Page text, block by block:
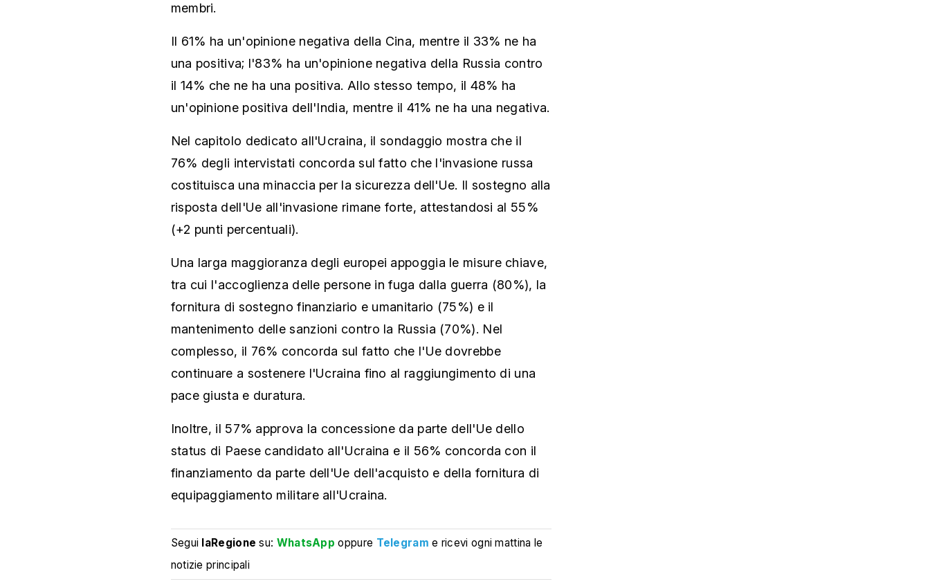
membri.
Il 61% ha un'opinione negativa della Cina, mentre il 33% ne ha
una positiva; l'83% ha un'opinione negativa della Russia contro
il 14% che ne ha una positiva. Allo stesso tempo, il 48% ha
un'opinione positiva dell'India, mentre il 41% ne ha una negativa.
Nel capitolo dedicato all'Ucraina, il sondaggio mostra che il
76% degli intervistati concorda sul fatto che l'invasione russa
costituisca una minaccia per la sicurezza dell'Ue. Il sostegno alla
risposta dell'Ue all'invasione rimane forte, attestandosi al 55%
(+2 punti percentuali).
Una larga maggioranza degli europei appoggia le misure chiave,
tra cui l'accoglienza delle persone in fuga dalla guerra (80%), la
fornitura di sostegno finanziario e umanitario (75%) e il
mantenimento delle sanzioni contro la Russia (70%). Nel
complesso, il 76% concorda sul fatto che l'Ue dovrebbe
continuare a sostenere l'Ucraina fino al raggiungimento di una
pace giusta e duratura.
Inoltre, il 57% approva la concessione da parte dell'Ue dello
status di Paese candidato all'Ucraina e il 56% concorda con il
finanziamento da parte dell'Ue dell'acquisto e della fornitura di
equipaggiamento militare all'Ucraina.
Segui laRegione su: WhatsApp oppure Telegram e ricevi ogni mattina le
notizie principali